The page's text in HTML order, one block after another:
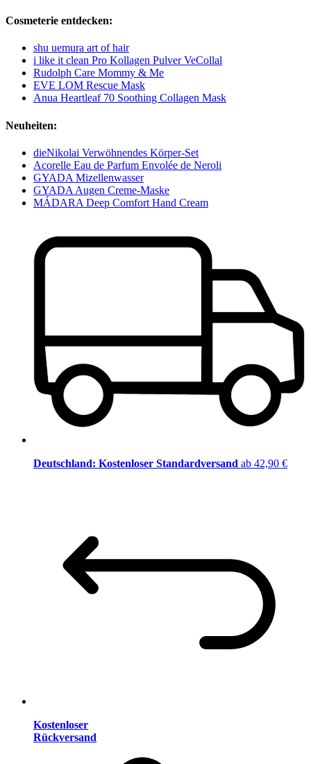
Cosmeterie entdecken:
shu uemura art of hair
i like it clean Pro Kollagen Pulver VeCollal
Rudolph Care Mommy & Me
EVE LOM Rescue Mask
Anua Heartleaf 70 Soothing Collagen Mask
Neuheiten:
dieNikolai Verwöhnendes Körper-Set
Acorelle Eau de Parfum Envolée de Neroli
GYADA Mizellenwasser
GYADA Augen Creme-Maske
MÁDARA Deep Comfort Hand Cream
Deutschland: Kostenloser Standardversand ab 42,90 €
Kostenloser
Rückversand